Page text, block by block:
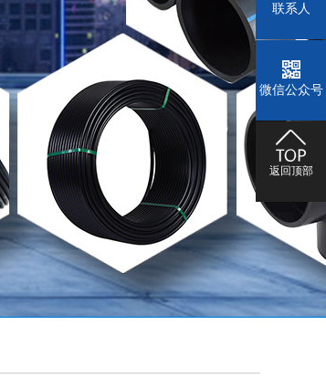
联系人
微信公众号
返回顶部